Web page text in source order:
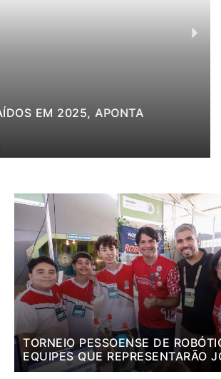
EM 2025, APONTA
TORNEIO PESSOENSE DE
EQUIPES QUE REPRESENTARÃO
PESSOA EM COMPETIÇÕES